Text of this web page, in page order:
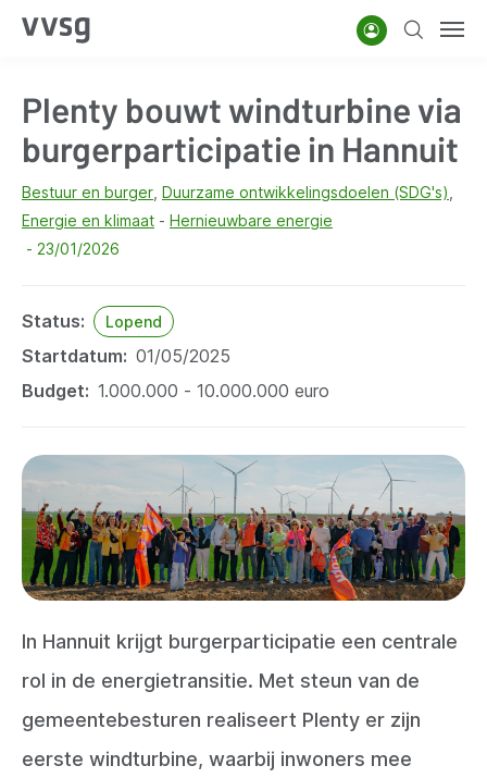
Overslaan
inhoud
gaan
AccountZoeken
Plenty bouwt windturbine via
burgerparticipatie in Hannuit
Bestuur en burger Duurzame ontwikkelingsdoelen (SDG's)
Energie en klimaat
Hernieuwbare energie
23/01/2026
Status Lopend
Startdatum
01/05/2025
Budget
1.000.000 - 10.000.000 euro
In Hannuit krijgt burgerparticipatie een centrale
rol in de energietransitie. Met steun van de
gemeentebesturen realiseert Plenty er zijn
eerste windturbine, waarbij inwoners mee